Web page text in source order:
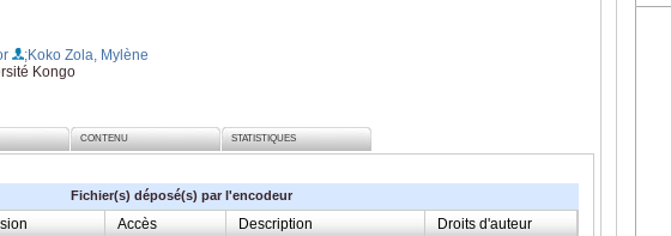
;Koko Zola, Mylène
Kongo
CONTENU STATISTIQUES
Fichier(s) déposé(s) par l'encodeur
Accès Description Droits d'auteur